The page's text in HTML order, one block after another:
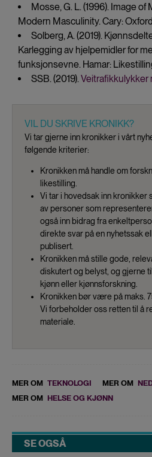
Mosse, G. L. (1996). Image of
Modern Masculinity. Cary:
Solberg, A. (2019).
Karlegging av hjelpemidler for
funksjonsevne. Hamar:
SSB. (2019). Veitrafikkulykker
VIL DU SKRIVE KRONIKK?
Vi tar gjerne inn kronikker i vårt
følgende kriterier:
Kronikken må handle om
likestilling.
Vi tar i hovedsak inn kronikker
av personer som
også inn bidrag fra
direkte svar på en nyhetssak
publisert.
Kronikken må stille gode,
diskutert og belyst, og gjerne
kjønn eller kjønnsforskning.
Kronikken bør være på maks.
Vi forbeholder oss retten til å
materiale.
MER OM TEKNOLOGI MER OM
MER OM HELSE OG KJØNN
SE OGSÅ